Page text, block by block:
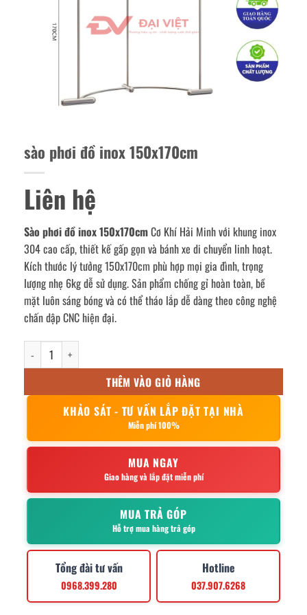
sào phơi đồ inox 150x170cm
Liên hệ
Sào phơi đồ inox 150x170cmCơ Khí Hải Minh với khung inox
304 cao cấp, thiết kế gấp gọn và bánh xe di chuyển linh hoạt.
Kích thước lý tưởng 150x170cm phù hợp mọi gia đình, trọng
lượng nhẹ 6kg dễ sử dụng. Sản phẩm chống gỉ hoàn toàn, bề
mặt luôn sáng bóng và có thể tháo lắp dễ dàng theo công nghệ
chấn dập CNC hiện đại.
sào phơi đồ inox 150x170cm số lượng
THÊM VÀO GIỎ HÀNG
KHẢO SÁT - TƯ VẤN LẮP ĐẶT TẠI NHÀ
Miễn phí 100%
MUA NGAY
Giao hàng và lắp đặt miễn phí
MUA TRẢ GÓP
Hỗ trợ mua hàng trả góp
Tổng đài tư vấn
0968.399.280
Hotline
037.907.6268